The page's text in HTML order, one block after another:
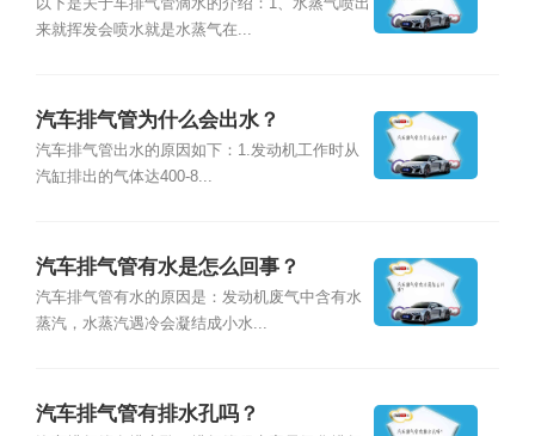
以下是关于车排气管滴水的介绍：1、水蒸气喷出
来就挥发会喷水就是水蒸气在...
汽车排气管为什么会出水？
汽车排气管出水的原因如下：1.发动机工作时从
汽缸排出的气体达400-8...
汽车排气管有水是怎么回事？
汽车排气管有水的原因是：发动机废气中含有水
蒸汽，水蒸汽遇冷会凝结成小水...
汽车排气管有排水孔吗？